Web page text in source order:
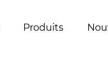
Produits